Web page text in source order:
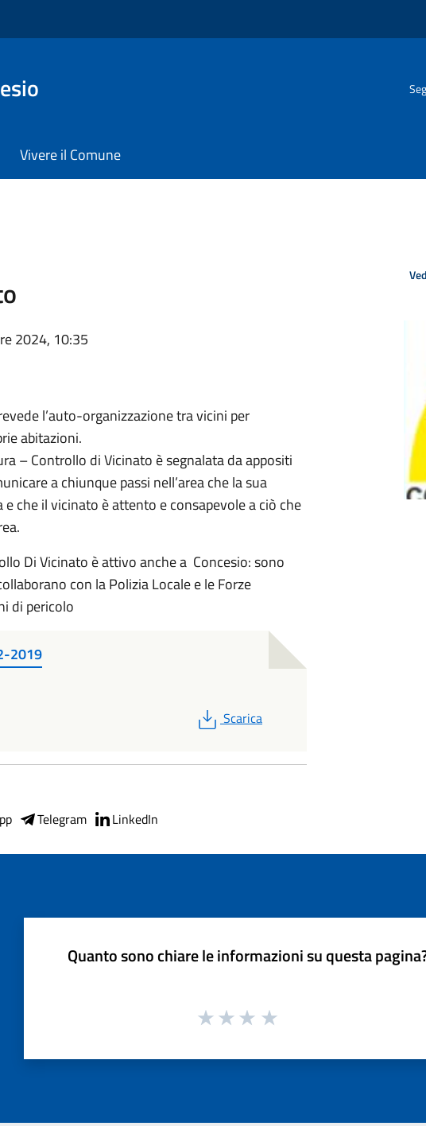
Vivere il Comune
2024, 10:35
l’auto-organizzazione tra vicini per
abitazioni.
– Controllo di Vicinato è segnalata da appositi
a chiunque passi nell’area che la sua
che il vicinato è attento e consapevole a ciò che
Di Vicinato è attivo anche a Concesio: sono
con la Polizia Locale e le Forze
di pericolo
2019
PDF
Scarica
Telegram LinkedIn
Quanto sono chiare le informazioni su questa